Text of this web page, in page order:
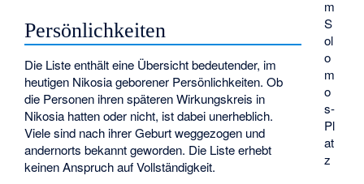
m
S
ol
o
m
o
s-
Pl
at
z
Persönlichkeiten
Die Liste enthält eine Übersicht bedeutender, im
heutigen Nikosia geborener Persönlichkeiten. Ob
die Personen ihren späteren Wirkungskreis in
Nikosia hatten oder nicht, ist dabei unerheblich.
Viele sind nach ihrer Geburt weggezogen und
andernorts bekannt geworden. Die Liste erhebt
keinen Anspruch auf Vollständigkeit.